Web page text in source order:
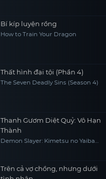
Bí kíp luyện rồng
How to Train Your Dragon
Thất hình đại tội (Phần 4)
The Seven Deadly Sins (Season 4)
Thanh Gươm Diệt Quỷ: Vô Hạn
Thành
Demon Slayer: Kimetsu no Yaiba
Trên cả vợ chồng, nhưng dưới